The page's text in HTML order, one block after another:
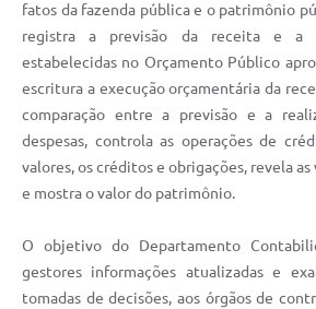
fatos da fazenda pública e o patrimônio
registra a previsão da receita e a
estabelecidas no Orçamento Público
escritura a execução orçamentária da
comparação entre a previsão e a
despesas, controla as operações de
valores, os créditos e obrigações, revela
e mostra o valor do patrimônio.
O objetivo do Departamento
gestores informações atualizadas e
tomadas de decisões, aos órgãos de